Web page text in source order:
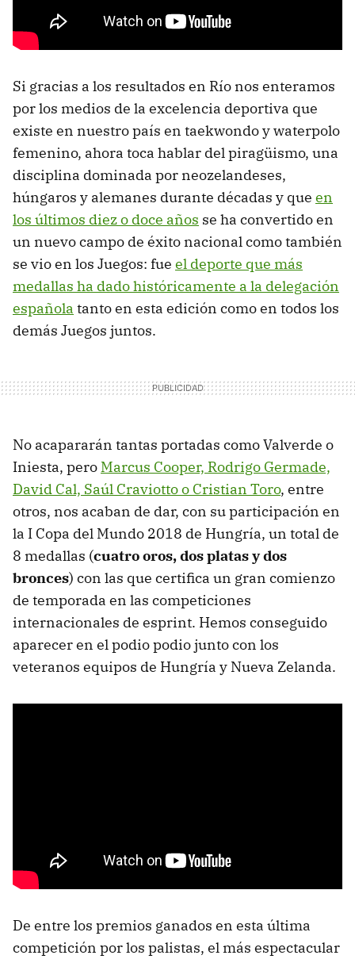
Si gracias a los resultados en Río nos enteramos
por los medios de la excelencia deportiva que
existe en nuestro país en taekwondo y waterpolo
femenino, ahora toca hablar del piragüismo, una
disciplina dominada por neozelandeses,
húngaros y alemanes durante décadas y que en
los últimos diez o doce años se ha convertido en
un nuevo campo de éxito nacional como también
se vio en los Juegos: fue el deporte que más
medallas ha dado históricamente a la delegación
española tanto en esta edición como en todos los
demás Juegos juntos.
No acapararán tantas portadas como Valverde o
Iniesta, pero Marcus Cooper, Rodrigo Germade,
David Cal, Saúl Craviotto o Cristian Toro, entre
otros, nos acaban de dar, con su participación en
la I Copa del Mundo 2018 de Hungría, un total de
8 medallas (cuatro oros, dos platas y dos
bronces) con las que certifica un gran comienzo
de temporada en las competiciones
internacionales de esprint. Hemos conseguido
aparecer en el podio podio junto con los
veteranos equipos de Hungría y Nueva Zelanda.
De entre los premios ganados en esta última
competición por los palistas, el más espectacular